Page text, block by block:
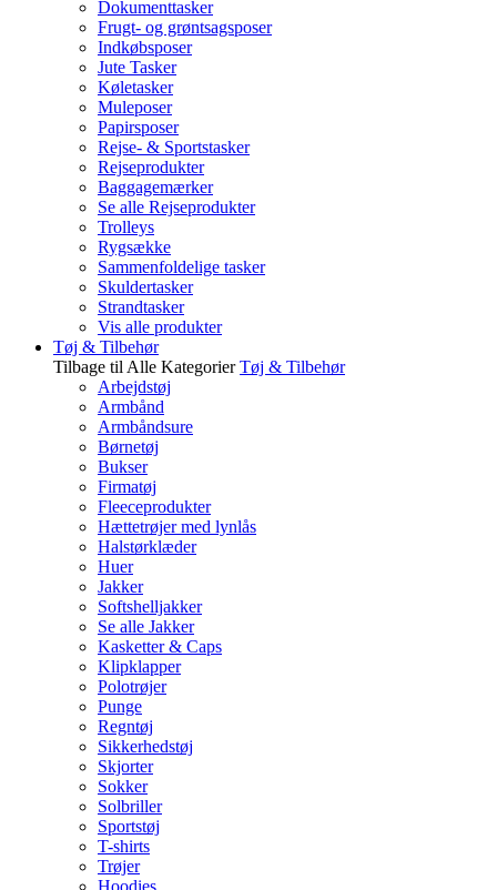
Dokumenttasker
Frugt- og grøntsagsposer
Indkøbsposer
Jute Tasker
Køletasker
Muleposer
Papirsposer
Rejse- & Sportstasker
Rejseprodukter
Baggagemærker
Se alle Rejseprodukter
Trolleys
Rygsække
Sammenfoldelige tasker
Skuldertasker
Strandtasker
Vis alle produkter
Tøj & Tilbehør
Tilbage til Alle Kategorier Tøj & Tilbehør
Arbejdstøj
Armbånd
Armbåndsure
Børnetøj
Bukser
Firmatøj
Fleeceprodukter
Hættetrøjer med lynlås
Halstørklæder
Huer
Jakker
Softshelljakker
Se alle Jakker
Kasketter & Caps
Klipklapper
Polotrøjer
Punge
Regntøj
Sikkerhedstøj
Skjorter
Sokker
Solbriller
Sportstøj
T-shirts
Trøjer
Hoodies